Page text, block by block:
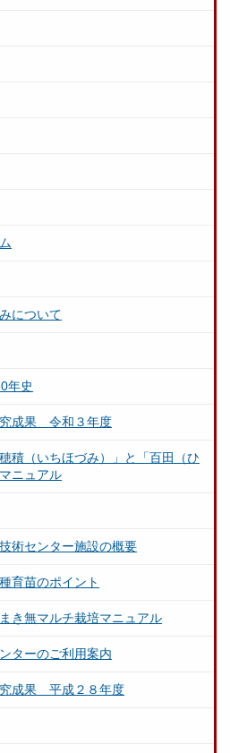
について
年史
成果 令和３年度
積（いちほづみ）」と「百田（ひ
ニュアル
術センター施設の概要
育苗のポイント
き無マルチ栽培マニュアル
ターのご利用案内
成果 平成２８年度